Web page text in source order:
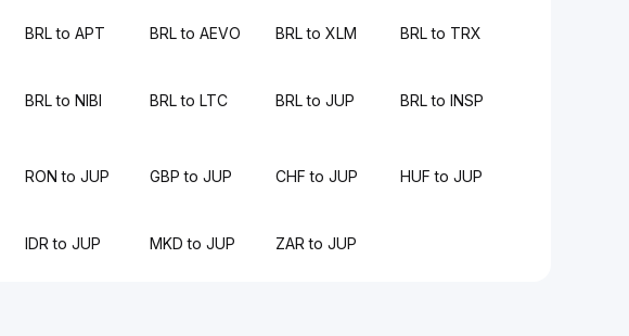
BRL to APT BRL to AEVO BRL to XLM BRL to TRX
BRL to NIBI BRL to LTC BRL to JUP BRL to INSP
RON to JUP GBP to JUP CHF to JUP HUF to JUP
IDR to JUP MKD to JUP ZAR to JUP